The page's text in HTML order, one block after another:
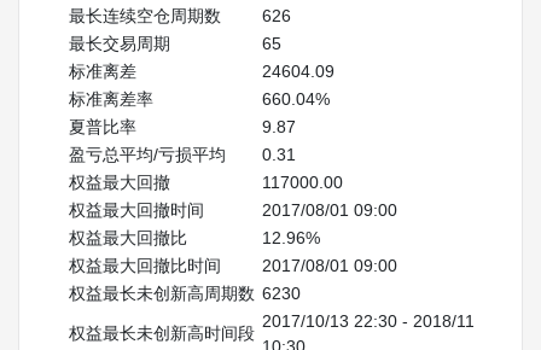
最长连续空仓周期数
626
最长交易周期
65
标准离差
24604.09
标准离差率
660.04%
夏普比率
9.87
盈亏总平均/亏损平均
0.31
权益最大回撤
117000.00
权益最大回撤时间
2017/08/01 09:00
权益最大回撤比
12.96%
权益最大回撤比时间
2017/08/01 09:00
权益最长未创新高周期数 6230
权益最长未创新高时间段
2017/10/13 22:30 - 2018/11/26